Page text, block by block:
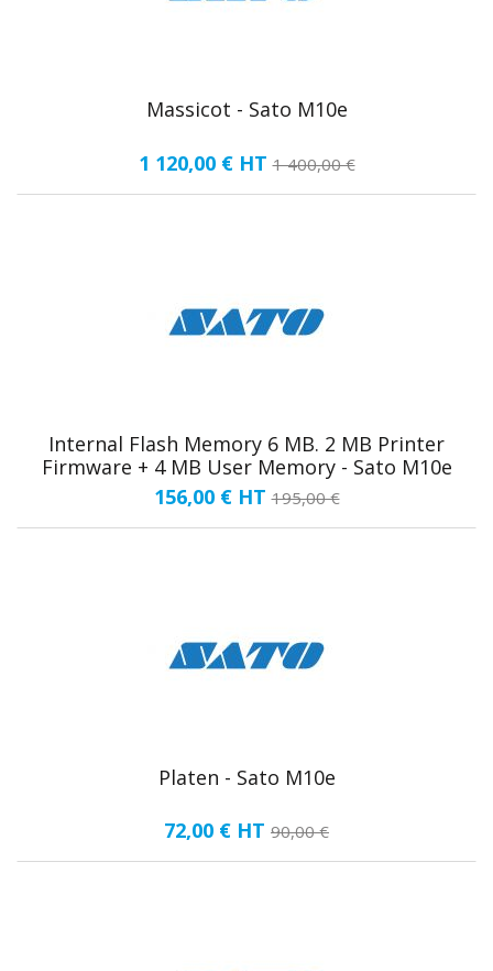
Massicot - Sato M10e
1 120,00 € HT 1 400,00 €
Internal Flash Memory 6 MB. 2 MB Printer
Firmware + 4 MB User Memory - Sato M10e
156,00 € HT 195,00 €
Platen - Sato M10e
72,00 € HT 90,00 €